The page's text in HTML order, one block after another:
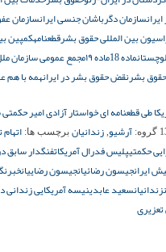
سازمان دگرباشان جنسی ایرانسازمان
بین المللی حقوق بشرقطعنامهکمپین
ماده 18 ماده ۱۹ مجمع عمومی سازمان
بشرنقض حقوق بشر در ایرانهمه با هم
طی قطعنامه ای خواستار آزادی امیر
گروه: آرشیو, زندانیان برچسب ها:
حکمتیپلیس فدرال آمریکاتفنگدار سابق
ایرانجیسون رضائیانجیسون رضاییان
زندانیانسعید عابدینیسه آمریکایی زندانی